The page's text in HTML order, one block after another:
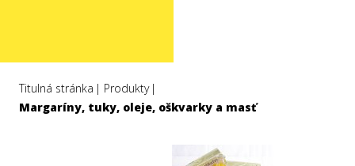
Titulná stránka
Produkty
Margaríny, tuky, oleje, oškvarky a masť